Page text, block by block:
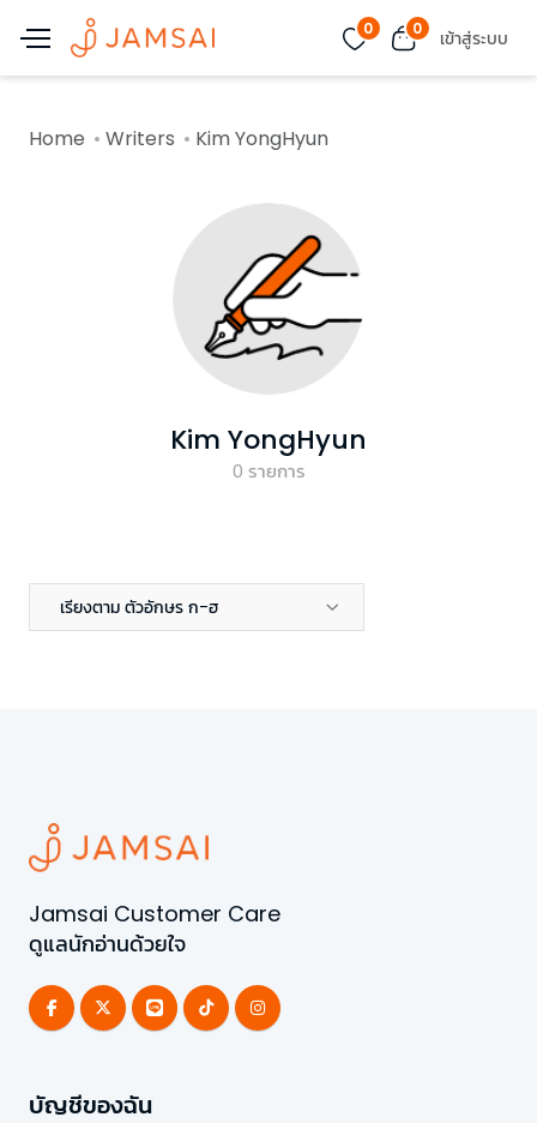
0 0 เข้าสู่ระบบ
Home Writers Kim YongHyun
Kim YongHyun
0 รายการ
เรียงตาม ตัวอักษร ก-ฮ
Jamsai Customer Care
ดูแลนักอ่านด้วยใจ
บัญชีของฉัน